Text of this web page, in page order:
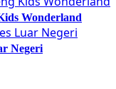
Wonderland
Negeri